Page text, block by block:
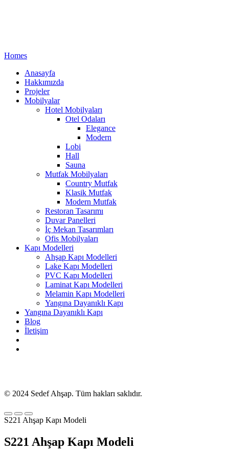
Homes
Anasayfa
Hakkımızda
Projeler
Mobilyalar
Hotel Mobilyaları
Otel Odaları
Elegance
Modern
Lobi
Hall
Sauna
Mutfak Mobilyaları
Country Mutfak
Klasik Mutfak
Modern Mutfak
Restoran Tasarımı
Duvar Panelleri
İç Mekan Tasarımları
Ofis Mobilyaları
Kapı Modelleri
Ahşap Kapı Modelleri
Lake Kapı Modelleri
PVC Kapı Modelleri
Laminat Kapı Modelleri
Melamin Kapı Modelleri
Yangına Dayanıklı Kapı
Yangına Dayanıklı Kapı
Blog
İletişim
© 2024 Sedef Ahşap. Tüm hakları saklıdır.
S221 Ahşap Kapı Modeli
S221 Ahşap Kapı Modeli